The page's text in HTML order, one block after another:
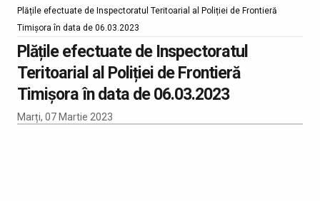
Plățile efectuate de Inspectoratul Teritoarial al Poliției de Frontieră
Timișora în data de 06.03.2023
Plățile efectuate de Inspectoratul
Teritoarial al Poliției de Frontieră
Timișora în data de 06.03.2023
Marți, 07 Martie 2023